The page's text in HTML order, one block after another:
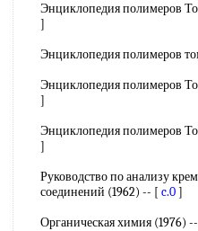
Энциклопедия полимеров
]
Энциклопедия полимеров
Энциклопедия полимеров
]
Энциклопедия полимеров
]
Руководство по анализу
соединений (1962) -- [ c.0]
Органическая химия (1976)